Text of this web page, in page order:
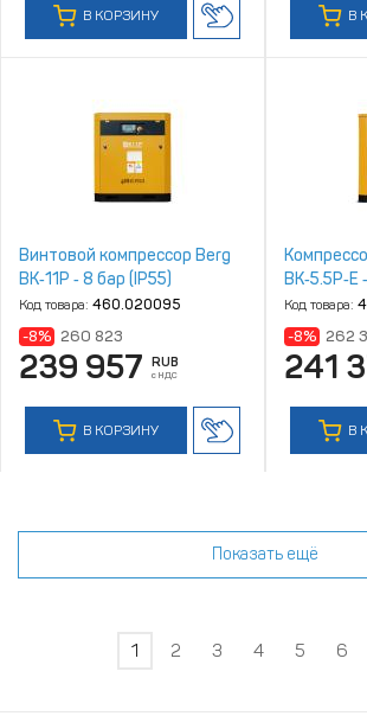
В КОРЗИНУ В
Винтовой компрессор Berg
ВК‑11Р ‑ 8 бар (IP55)
Код товара: 460.020095
-8% 260 823
239 957 RUB
с НДС
В КОРЗИНУ
ВК‑5.5Р‑Е
Код товара:
-8% 262
241
В
Показать ещё
1 2 3 4 5 6